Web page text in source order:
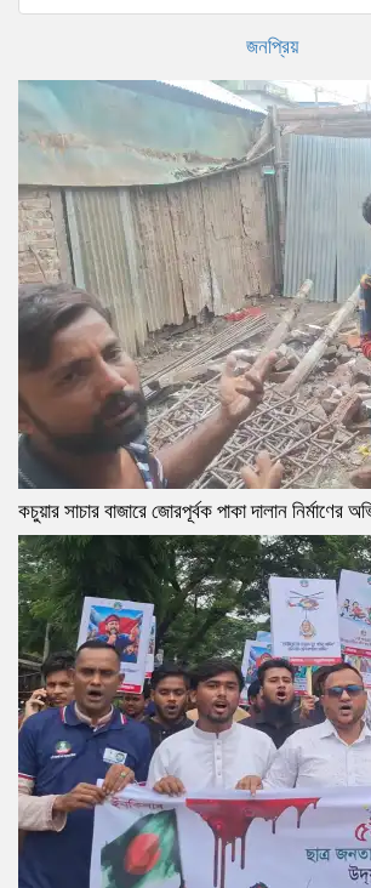
জনপ্রিয়
কচুয়ার সাচার বাজারে জোরপূর্বক পাকা দালান নির্মাণের